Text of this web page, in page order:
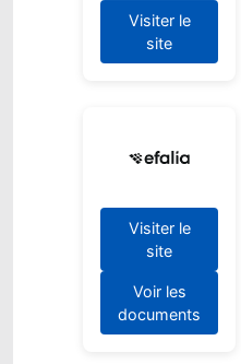
Visiter le
site
Visiter le
site
Voir les
documents